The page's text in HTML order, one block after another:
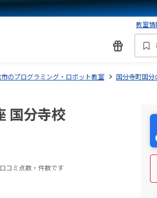
教室情
のプログラミング・ロボット教室
国分寺町国分
国分寺校
コミ点数・件数です